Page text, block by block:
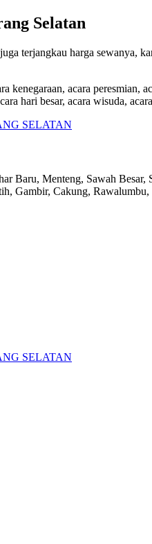
Selatan
terjangkau harga sewanya,
acara peresmian,
hari besar, acara wisuda,
Baru, Menteng, Sawah
Gambir, Cakung,